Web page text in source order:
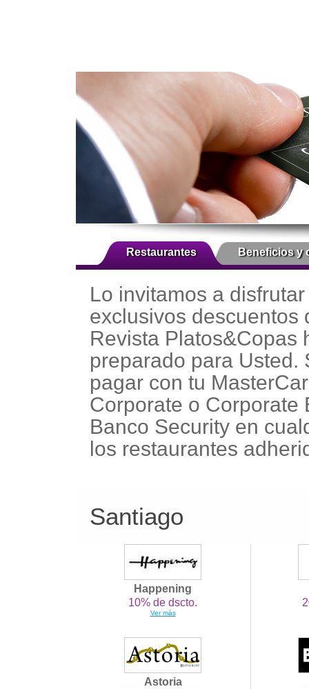
Restaurantes Beneficios y
Lo invitamos a
exclusivos descuentos
Revista Platos&Copas
preparado para Usted.
pagar con tu
Corporate o Corporate
Banco Security en
los restaurantes
Santiago
Happening
10% de dscto.
Ver más
Astoria